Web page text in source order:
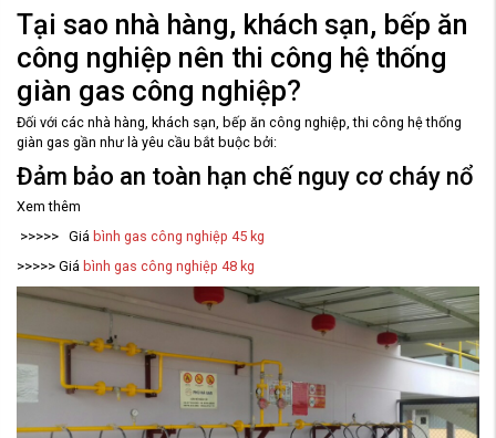
Tại sao nhà hàng, khách sạn, bếp ăn
công nghiệp nên thi công hệ thống
giàn gas công nghiệp?
Đối với các nhà hàng, khách sạn, bếp ăn công nghiệp, thi công hệ thống
giàn gas gần như là yêu cầu bắt buộc bởi:
Đảm bảo an toàn hạn chế nguy cơ cháy nổ
Xem thêm
>>>>> Giá bình gas công nghiệp 45 kg
>>>>> Giá bình gas công nghiệp 48 kg